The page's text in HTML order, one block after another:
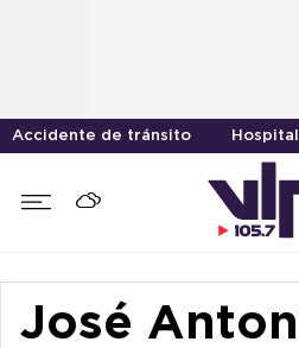
Accidente de tránsito
José